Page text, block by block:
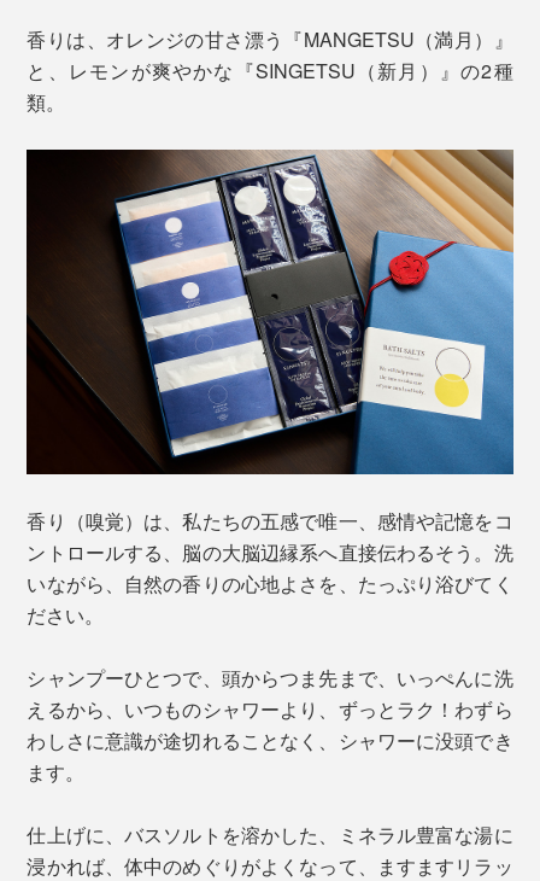
香りは、オレンジの甘さ漂う『MANGETSU（満月）』
と、レモンが爽やかな『SINGETSU（新月）』の2種
類。
香り（嗅覚）は、私たちの五感で唯一、感情や記憶をコ
ントロールする、脳の大脳辺縁系へ直接伝わるそう。洗
いながら、自然の香りの心地よさを、たっぷり浴びてく
ださい。
シャンプーひとつで、頭からつま先まで、いっぺんに洗
えるから、いつものシャワーより、ずっとラク！わずら
わしさに意識が途切れることなく、シャワーに没頭でき
ます。
仕上げに、バスソルトを溶かした、ミネラル豊富な湯に
浸かれば、体中のめぐりがよくなって、ますますリラッ